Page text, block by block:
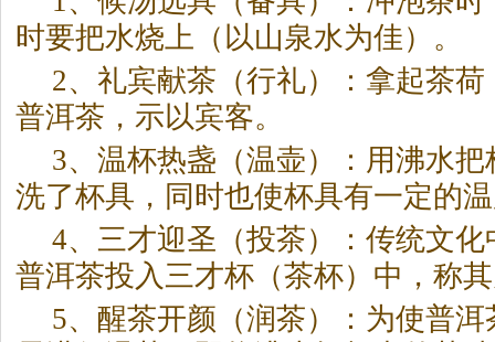
时要把水烧上（以山泉水为佳）。
2、礼宾献茶 （行礼）：拿起茶荷
普洱茶 ，示以宾客。
3、温杯热盏（温壶）：用沸水
洗了杯具，同时也使杯具有一定的
4、三才迎圣（投茶）：传统文化
普洱茶投入三才杯（茶杯）中，称
5、醒茶开颜（润茶）：为使普洱